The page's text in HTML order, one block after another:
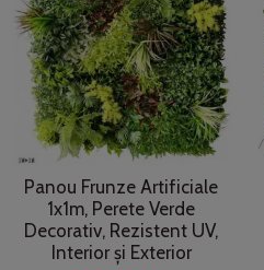
Panou Frunze Artificiale
1x1m, Perete Verde
Decorativ, Rezistent UV,
Interior și Exterior